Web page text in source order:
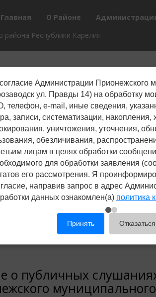
Администрации Прионежского
ул. Правды 14) на обработку
телефон, е-mail, иные сведения,
записи, систематизации, накопления,
уничтожения, уточнения,
обезличивания,
лицам в целях обработки
для обработки заявления
его рассмотрения. Я
направив запрос в адрес
данных ознакомлен(а) политика
Принять Отказаться
Главная О Районе
Республики Карелия
публичных